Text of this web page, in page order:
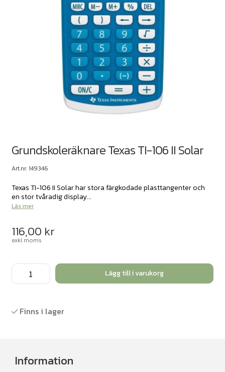
Grundskoleräknare Texas TI-106 II Solar
Art.nr: 149346
Texas TI-106 II Solar har stora färgkodade plasttangenter och
en stor tvåradig display...
Läs mer
116,00 kr
exkl moms
Grundskoleräknare
Texas
106
Lägg till i varukorg
Finns i lager
Information